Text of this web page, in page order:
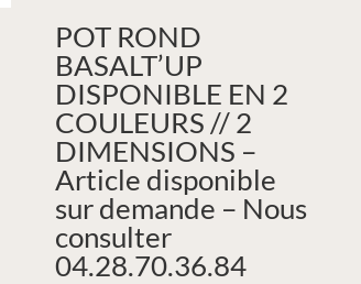
POT ROND
BASALT’UP
DISPONIBLE EN 2
COULEURS // 2
DIMENSIONS –
Article disponible
sur demande – Nous
consulter
04.28.70.36.84